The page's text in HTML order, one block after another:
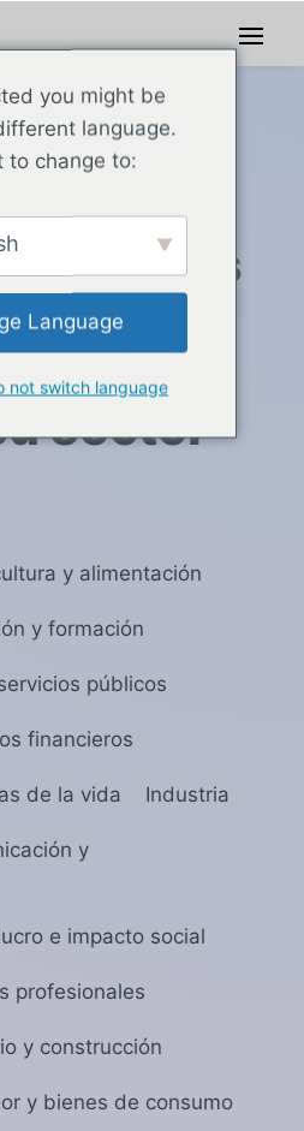
los flujos
de
cálculo
sector
y alimentación
y formación
públicos
financieros
de la vida Industria
y
e impacto social
profesionales
y construcción
y bienes de consumo
you might be
language.
to change to:
Language
not switch language